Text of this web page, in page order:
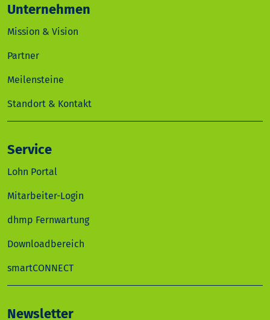
Unternehmen
Mission & Vision
Partner
Meilensteine
Standort & Kontakt
Service
Lohn Portal
Mitarbeiter-Login
dhmp Fernwartung
Downloadbereich
smartCONNECT
Newsletter